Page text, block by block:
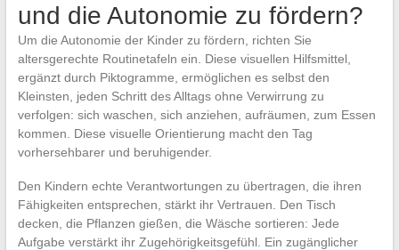
und die Autonomie zu fördern?
Um die Autonomie der Kinder zu fördern, richten Sie
altersgerechte Routinetafeln ein. Diese visuellen Hilfsmittel,
ergänzt durch Piktogramme, ermöglichen es selbst den
Kleinsten, jeden Schritt des Alltags ohne Verwirrung zu
verfolgen: sich waschen, sich anziehen, aufräumen, zum Essen
kommen. Diese visuelle Orientierung macht den Tag
vorhersehbarer und beruhigender.
Den Kindern echte Verantwortungen zu übertragen, die ihren
Fähigkeiten entsprechen, stärkt ihr Vertrauen. Den Tisch
decken, die Pflanzen gießen, die Wäsche sortieren: Jede
Aufgabe verstärkt ihr Zugehörigkeitsgefühl. Ein zugänglicher